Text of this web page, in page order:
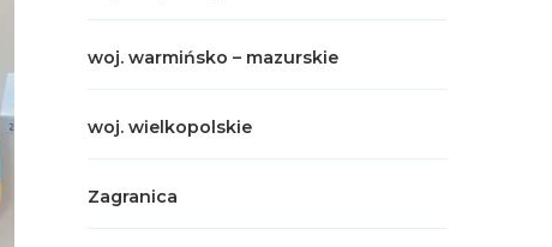
woj. warmińsko – mazurskie
woj. wielkopolskie
Zagranica